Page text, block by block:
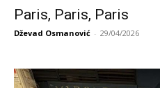
Paris, Paris, Paris
Dževad Osmanović - 29/04/2026